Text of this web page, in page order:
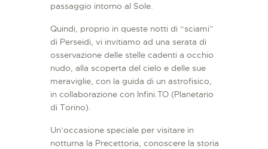
passaggio intorno al Sole.
Quindi, proprio in queste notti di “sciami”
di Perseidi, vi invitiamo ad una serata di
osservazione delle stelle cadenti a occhio
nudo, alla scoperta del cielo e delle sue
meraviglie, con la guida di un astrofisico,
in collaborazione con Infini.TO (Planetario
di Torino).
Un’occasione speciale per visitare in
notturna la Precettoria, conoscere la storia